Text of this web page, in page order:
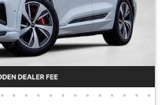
• • • • • • • • • • • • •